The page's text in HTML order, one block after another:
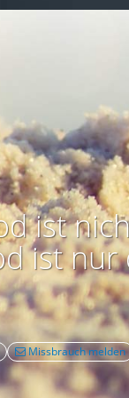
ist
ist nur
Missbrauch melden